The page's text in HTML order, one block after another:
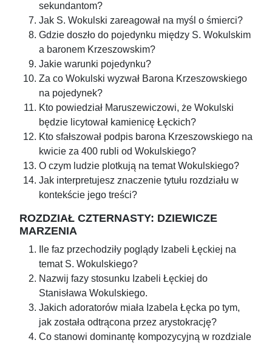
sekundantom?
Jak S. Wokulski zareagował na myśl o śmierci?
Gdzie doszło do pojedynku między S. Wokulskim
a baronem Krzeszowskim?
Jakie warunki pojedynku?
Za co Wokulski wyzwał Barona Krzeszowskiego
na pojedynek?
Kto powiedział Maruszewiczowi, że Wokulski
będzie licytował kamienicę Łęckich?
Kto sfałszował podpis barona Krzeszowskiego na
kwicie za 400 rubli od Wokulskiego?
O czym ludzie plotkują na temat Wokulskiego?
Jak interpretujesz znaczenie tytułu rozdziału w
kontekście jego treści?
ROZDZIAŁ CZTERNASTY: DZIEWICZE
MARZENIA
Ile faz przechodziły poglądy Izabeli Łęckiej na
temat S. Wokulskiego?
Nazwij fazy stosunku Izabeli Łęckiej do
Stanisława Wokulskiego.
Jakich adoratorów miała Izabela Łęcka po tym,
jak została odtrącona przez arystokrację?
Co stanowi dominantę kompozycyjną w rozdziale